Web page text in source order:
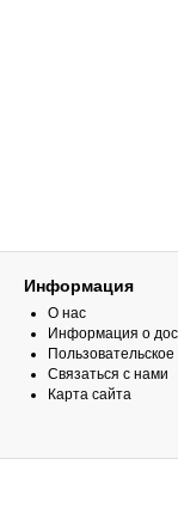
Информация
О нас
Информация о
Связаться с нами
Карта сайта